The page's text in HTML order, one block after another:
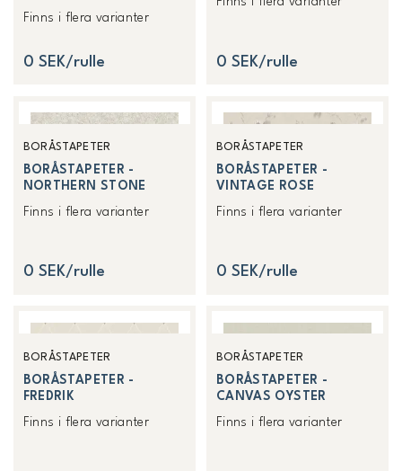
Finns i flera varianter
0 SEK/rulle 0 SEK/rulle
BORÅSTAPETER
BORÅSTAPETER -
NORTHERN STONE
Finns i flera varianter
0 SEK/rulle
BORÅSTAPETER
BORÅSTAPETER -
VINTAGE ROSE
Finns i flera varianter
0 SEK/rulle
BORÅSTAPETER
BORÅSTAPETER -
FREDRIK
Finns i flera varianter
BORÅSTAPETER
BORÅSTAPETER -
CANVAS OYSTER
Finns i flera varianter